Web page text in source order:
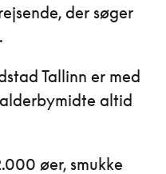
der søger
Tallinn er med
altid
øer, smukke